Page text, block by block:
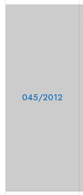
045/2012